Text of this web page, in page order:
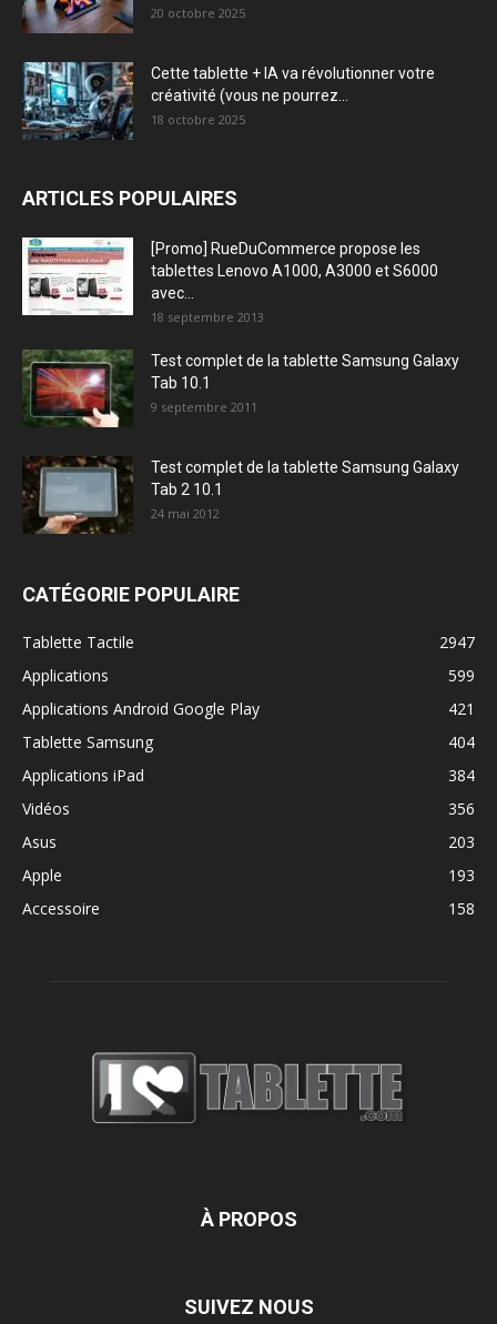
20 octobre 2025
Cette tablette + IA va révolutionner votre
créativité (vous ne pourrez...
18 octobre 2025
ARTICLES POPULAIRES
[Promo] RueDuCommerce propose les
tablettes Lenovo A1000, A3000 et S6000
avec...
18 septembre 2013
Test complet de la tablette Samsung Galaxy
Tab 10.1
9 septembre 2011
Test complet de la tablette Samsung Galaxy
Tab 2 10.1
24 mai 2012
CATÉGORIE POPULAIRE
Tablette Tactile
2947
Applications
599
Applications Android Google Play
421
Tablette Samsung
404
Applications iPad
384
Vidéos
356
Asus
203
Apple
193
Accessoire
158
À PROPOS
SUIVEZ NOUS